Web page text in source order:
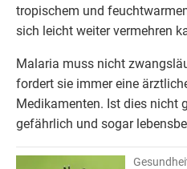
tropischem und
sich leicht weiter vermehren
Malaria muss nicht
fordert sie immer eine
Medikamenten. Ist dies nicht
gefährlich und sogar